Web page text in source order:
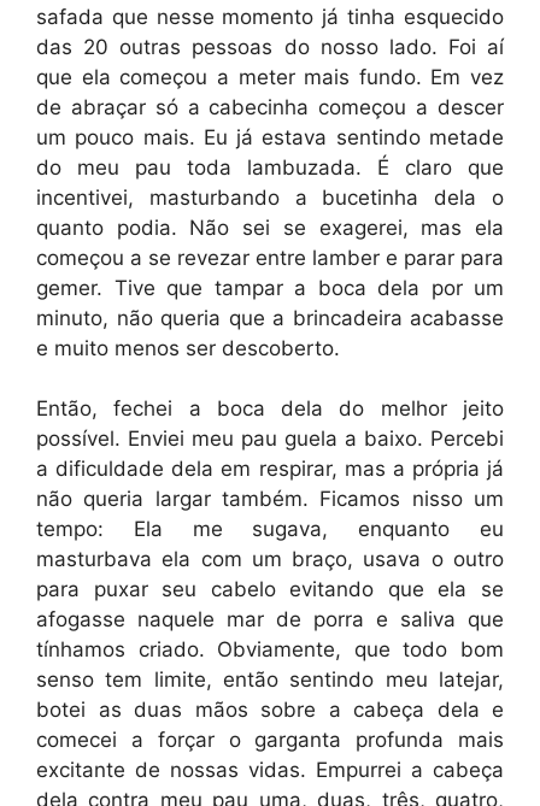
safada que nesse momento já tinha esquecido
das 20 outras pessoas do nosso lado. Foi aí
que ela começou a meter mais fundo. Em vez
de abraçar só a cabecinha começou a descer
um pouco mais. Eu já estava sentindo metade
do meu pau toda lambuzada. É claro que
incentivei, masturbando a bucetinha dela o
quanto podia. Não sei se exagerei, mas ela
começou a se revezar entre lamber e parar para
gemer. Tive que tampar a boca dela por um
minuto, não queria que a brincadeira acabasse
e muito menos ser descoberto.
Então, fechei a boca dela do melhor jeito
possível. Enviei meu pau guela a baixo. Percebi
a dificuldade dela em respirar, mas a própria já
não queria largar também. Ficamos nisso um
tempo: Ela me sugava, enquanto eu
masturbava ela com um braço, usava o outro
para puxar seu cabelo evitando que ela se
afogasse naquele mar de porra e saliva que
tínhamos criado. Obviamente, que todo bom
senso tem limite, então sentindo meu latejar,
botei as duas mãos sobre a cabeça dela e
comecei a forçar o garganta profunda mais
excitante de nossas vidas. Empurrei a cabeça
dela contra meu pau uma, duas, três, quatro,